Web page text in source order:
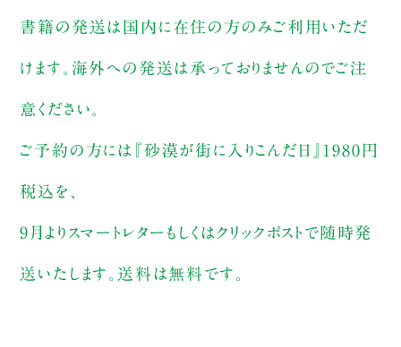
書籍の発送は国内に在住の方のみご利用いただ
けます。海外への発送は承っておりませんのでご注
意ください。
ご予約の方には『砂漠が街に入りこんだ日』1980円
税込を、
9月よりスマートレターもしくはクリックポストで随時発
送いたします。送料は無料です。